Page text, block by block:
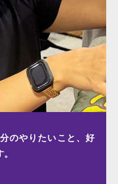
のやりたいこと、好